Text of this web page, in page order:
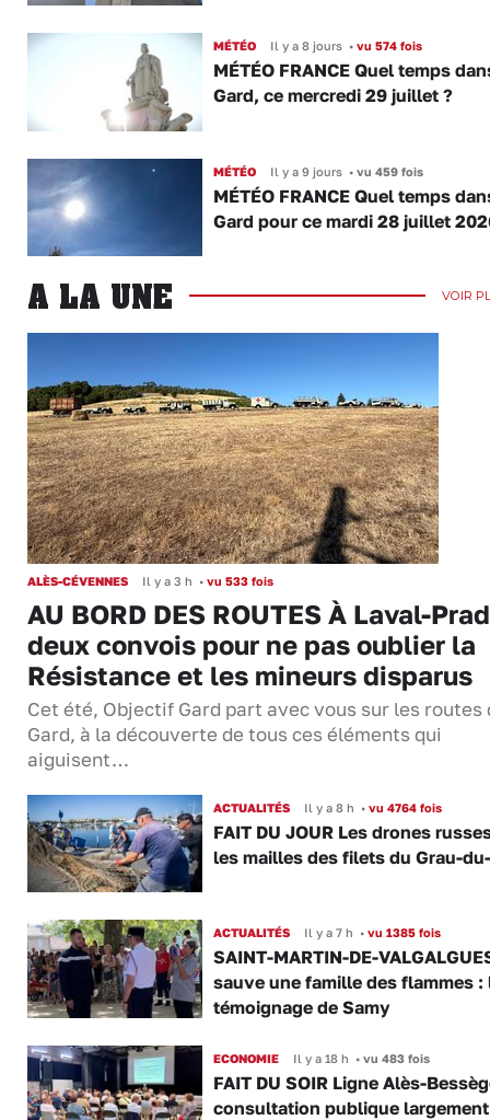
MÉTÉO Il y a 8 jours •vu 574 fois
MÉTÉO FRANCE Quel temps
Gard, ce mercredi 29 juillet ?
MÉTÉO Il y a 9 jours •vu 459 fois
MÉTÉO FRANCE Quel temps
Gard pour ce mardi 28 juillet
A LA UNE VOIR
ALÈS-CÉVENNES Il y a 3 h • vu 533 fois
AU BORD DES ROUTES À Laval-
deux convois pour ne pas oublier la
Résistance et les mineurs disparus
Cet été, Objectif Gard part avec vous sur les routes
Gard, à la découverte de tous ces éléments qui
aiguisent…
ACTUALITÉS Il y a 8 h •vu 4764 fois
FAIT DU JOUR Les drones
les mailles des filets du Grau-
ACTUALITÉS Il y a 7 h •vu 1385 fois
SAINT-MARTIN-DE-
sauve une famille des flammes :
témoignage de Samy
ECONOMIE Il y a 18 h •vu 483 fois
FAIT DU SOIR Ligne Alès-
consultation publique largement